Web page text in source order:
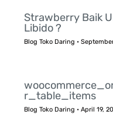
Strawberry Baik
Libido ?
Blog Toko Daring •
r_table_items
Blog Toko Daring •April 19,